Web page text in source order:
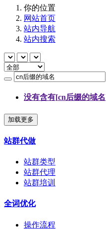
你的位置
网站首页
站内导航
站内搜索
没有含有[cn后缀的域名
加载更多
站群代做
站群类型
站群代理
站群培训
全词优化
操作流程